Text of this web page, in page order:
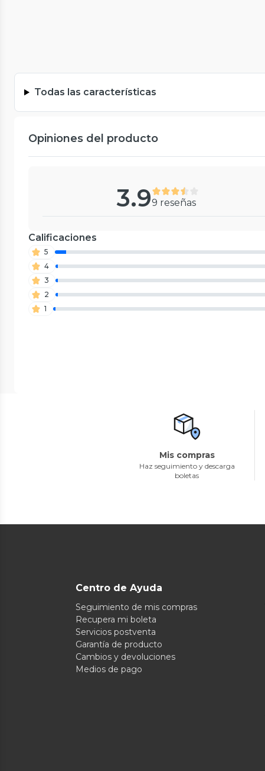
Todas las características
Opiniones del producto
3.99 reseñas
Calificaciones
5
4
3
2
1
Mis compras
Haz seguimiento y descarga
boletas
Centro de Ayuda
Seguimiento de mis compras
Recupera mi boleta
Servicios postventa
Garantía de producto
Cambios y devoluciones
Medios de pago